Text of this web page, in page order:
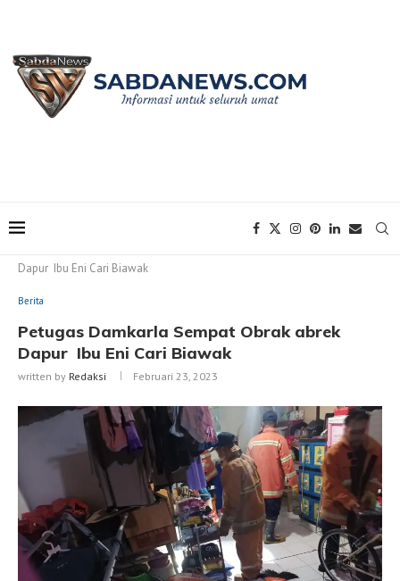
Dapur Ibu Eni Cari Biawak
Berita
Petugas Damkarla Sempat Obrak abrek
Dapur Ibu Eni Cari Biawak
written by Redaksi Februari 23, 2023